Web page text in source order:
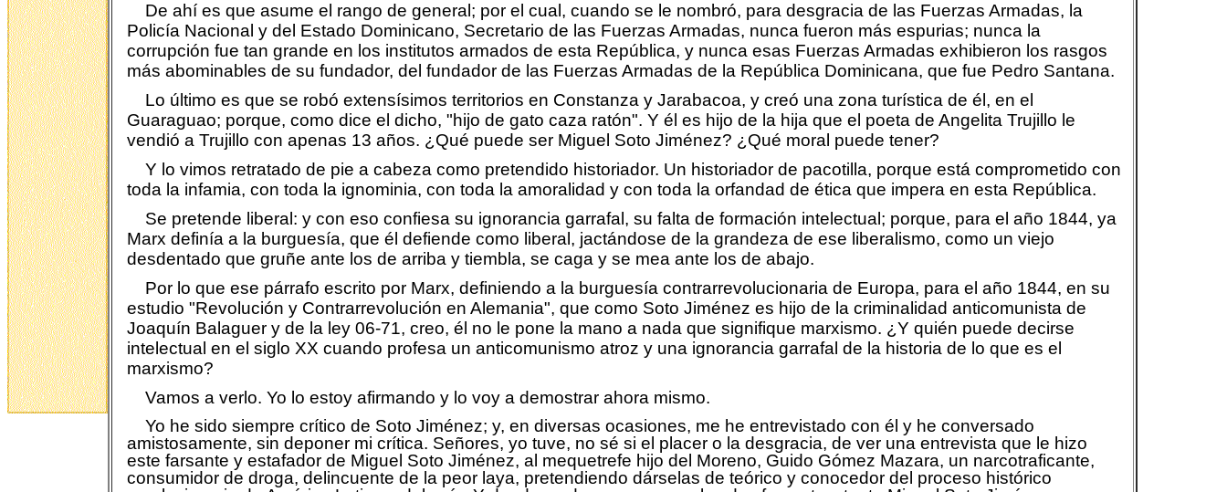
De ahí es que asume el rango de general; por el cual, cuando se le nombró, para desgracia de las Fuerzas Armadas, la
Policía Nacional y del Estado Dominicano, Secretario de las Fuerzas Armadas, nunca fueron más espurias; nunca la
corrupción fue tan grande en los institutos armados de esta República, y nunca esas Fuerzas Armadas exhibieron los rasgos
más abominables de su fundador, del fundador de las Fuerzas Armadas de la República Dominicana, que fue Pedro Santana.
Lo último es que se robó extensísimos territorios en Constanza y Jarabacoa, y creó una zona turística de él, en el
Guaraguao; porque, como dice el dicho, "hijo de gato caza ratón". Y él es hijo de la hija que el poeta de Angelita Trujillo le
vendió a Trujillo con apenas 13 años. ¿Qué puede ser Miguel Soto Jiménez? ¿Qué moral puede tener?
Y lo vimos retratado de pie a cabeza como pretendido historiador. Un historiador de pacotilla, porque está comprometido con
toda la infamia, con toda la ignominia, con toda la amoralidad y con toda la orfandad de ética que impera en esta República.
Se pretende liberal: y con eso confiesa su ignorancia garrafal, su falta de formación intelectual; porque, para el año 1844, ya
Marx definía a la burguesía, que él defiende como liberal, jactándose de la grandeza de ese liberalismo, como un viejo
desdentado que gruñe ante los de arriba y tiembla, se caga y se mea ante los de abajo.
Por lo que ese párrafo escrito por Marx, definiendo a la burguesía contrarrevolucionaria de Europa, para el año 1844, en su
estudio "Revolución y Contrarrevolución en Alemania", que como Soto Jiménez es hijo de la criminalidad anticomunista de
Joaquín Balaguer y de la ley 06-71, creo, él no le pone la mano a nada que signifique marxismo. ¿Y quién puede decirse
intelectual en el siglo XX cuando profesa un anticomunismo atroz y una ignorancia garrafal de la historia de lo que es el
marxismo?
Vamos a verlo. Yo lo estoy afirmando y lo voy a demostrar ahora mismo.
Yo he sido siempre crítico de Soto Jiménez; y, en diversas ocasiones, me he entrevistado con él y he conversado
amistosamente, sin deponer mi crítica. Señores, yo tuve, no sé si el placer o la desgracia, de ver una entrevista que le hizo
este farsante y estafador de Miguel Soto Jiménez, al mequetrefe hijo del Moreno, Guido Gómez Mazara, un narcotraficante,
consumidor de droga, delincuente de la peor laya, pretendiendo dárselas de teórico y conocedor del proceso histórico